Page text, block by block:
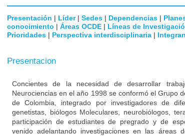
Presentación | Líder| Sedes | Dependencias |
conocimiento | Áreas OCDE | Líneas de
Prioridades | Perspectiva interdisciplinaria |
Presentacion
Concientes de la necesidad de desarrollar
Neurociencias en el año 1998 se conformó el Grupo
de Colombia, integrado por investigadores de
genetistas, biólogos Moleculares, neurobiólogos,
participación de estudiantes de pregrado y de
venido adelantando investigaciones en las áreas